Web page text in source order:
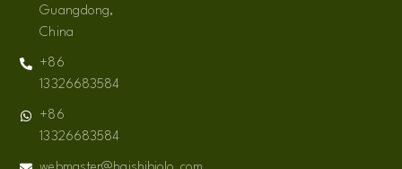
Guangdong,
China
+86
13326683584
+86
13326683584